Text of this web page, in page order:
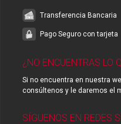
Transferencia Bancaria
Pago Seguro con tarjeta
¿NO ENCUENTRAS LO
Si no encuentra en nuestra
consúltenos y le daremos el
SÍGUENOS EN REDES